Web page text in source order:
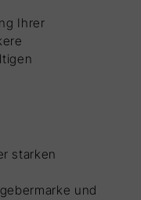
Ihrer
starken
und